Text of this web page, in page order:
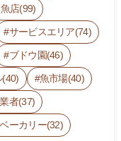
店(99)
サービスエリア(74)
ブドウ園(46)
魚市場(40)
者(37)
ベーカリー(32)